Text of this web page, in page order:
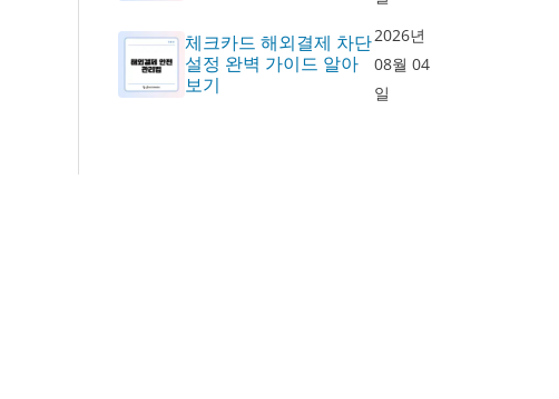
체크카드 해외결제 차단
설정 완벽 가이드 알아
보기
2026년
08월 04
일